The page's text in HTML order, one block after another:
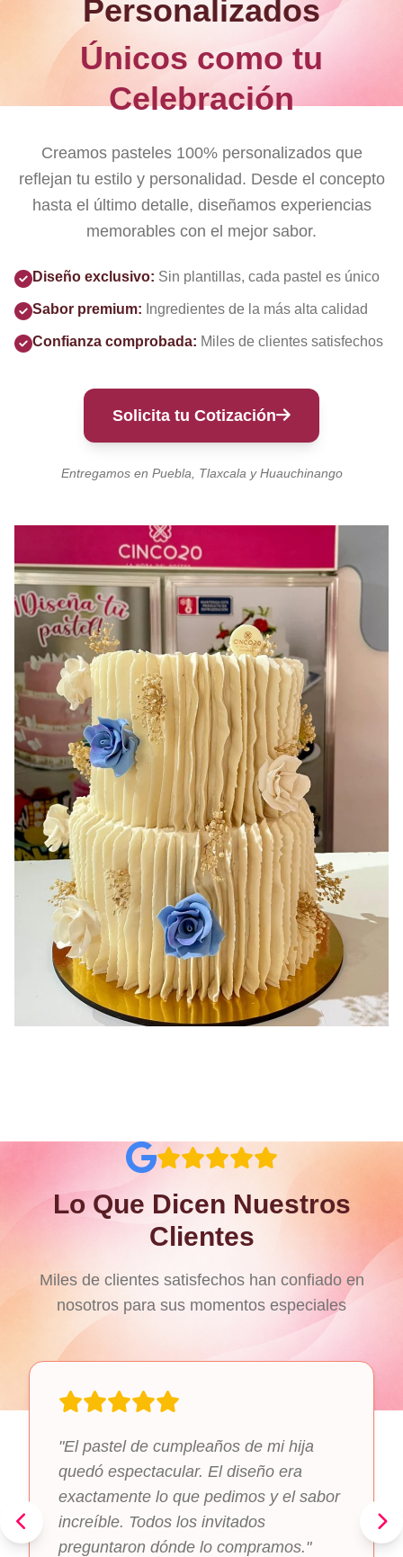
Personalizados
Únicos como tu
Celebración
Creamos pasteles 100% personalizados que
reflejan tu estilo y personalidad. Desde el concepto
hasta el último detalle, diseñamos experiencias
memorables con el mejor sabor.
Diseño exclusivo: Sin plantillas, cada pastel es único
Sabor premium: Ingredientes de la más alta calidad
Confianza comprobada: Miles de clientes satisfechos
Solicita tu Cotización
Entregamos en Puebla, Tlaxcala y Huauchinango
Lo Que Dicen Nuestros
Clientes
Miles de clientes satisfechos han confiado en
nosotros para sus momentos especiales
"El pastel de cumpleaños de mi hija
quedó espectacular. El diseño era
exactamente lo que pedimos y el sabor
increíble. Todos los invitados
preguntaron dónde lo compramos."